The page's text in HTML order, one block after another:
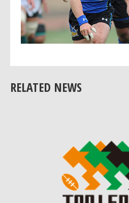
RELATED NEWS